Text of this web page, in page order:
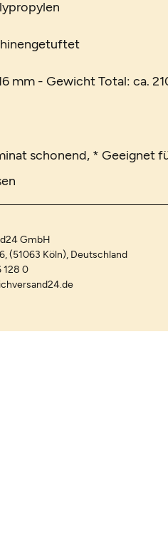
mm - Gewicht Total: ca.
schonend, * Geeignet
GmbH
(51063 Köln), Deutschland
128 0